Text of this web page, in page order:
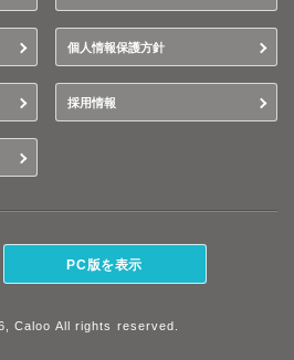
個人情報保護方針
採用情報
PC版を表示
Caloo All rights reserved.